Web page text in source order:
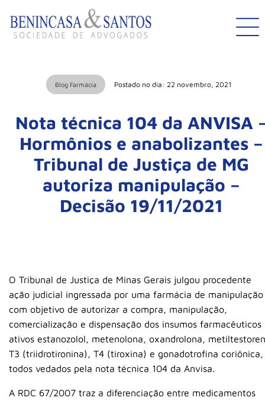
Blog Farmácia Postado no dia: 22 novembro, 2021
Nota técnica 104 da ANVISA
Hormônios e anabolizantes –
Tribunal de Justiça de MG
autoriza manipulação –
Decisão 19/11/2021
O Tribunal de Justiça de Minas Gerais julgou procedente
ação judicial ingressada por uma farmácia de manipulação
com objetivo de autorizar a compra, manipulação,
comercialização e dispensação dos insumos farmacêuticos
ativos estanozolol, metenolona, oxandrolona,
T3 (triidrotironina), T4 (tiroxina) e gonadotrofina coriônica,
todos vedados pela nota técnica 104 da Anvisa.
A RDC 67/2007 traz a diferenciação entre medicamentos